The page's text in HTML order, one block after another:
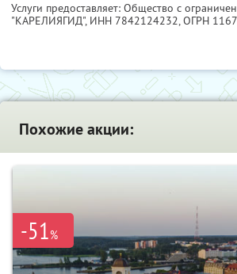
Услуги предоставляет: Общество с
"КАРЕЛИЯГИД", ИНН 7842124232, ОГРН
Похожие акции:
-51%